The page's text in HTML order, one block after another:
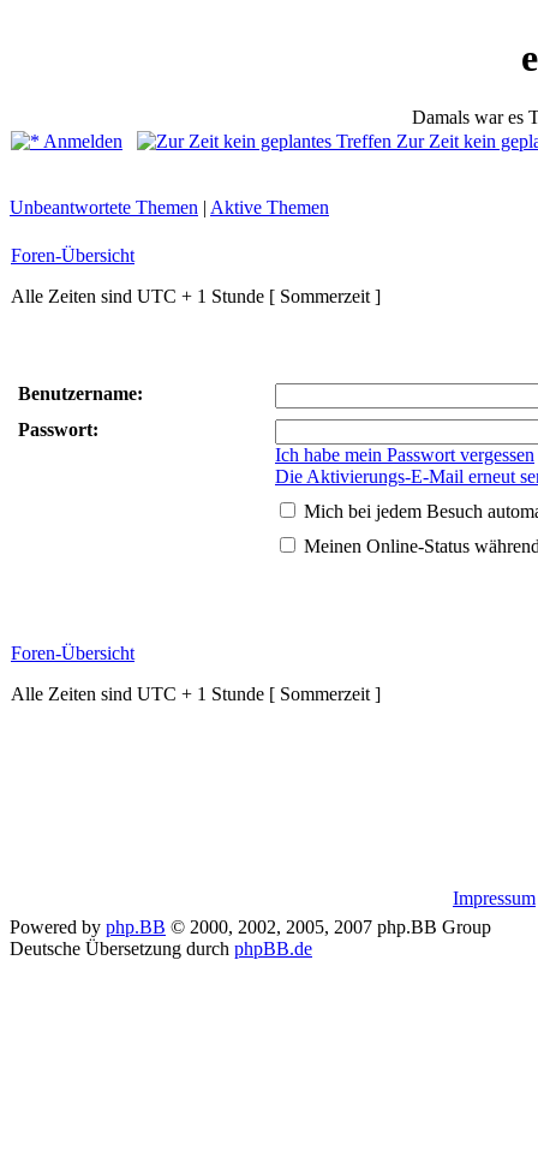
Damals war es
Anmelden
Zur Zeit kein
Unbeantwortete Themen | Aktive Themen
Foren-Übersicht
Alle Zeiten sind UTC + 1 Stunde [ Sommerzeit ]
Benutzername:
Passwort:
Ich habe mein Passwort vergessen
Die Aktivierungs-E-Mail erneut
Mich bei jedem Besuch
Meinen Online-Status
Foren-Übersicht
Alle Zeiten sind UTC + 1 Stunde [ Sommerzeit ]
Impressum
Powered by php.BB © 2000, 2002, 2005, 2007 php.BB Group
Deutsche Übersetzung durch phpBB.de